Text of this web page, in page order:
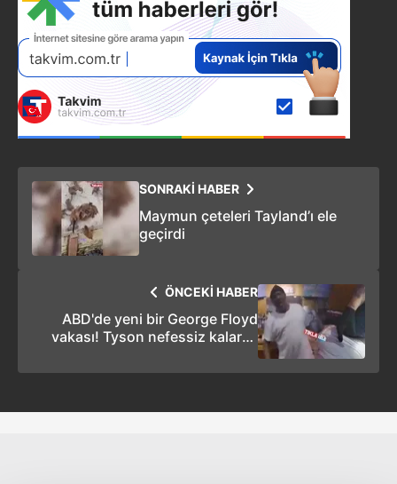
SONRAKİ HABER
Maymun çeteleri Tayland’ı ele
geçirdi
ÖNCEKİ HABER
ABD'de yeni bir George Floyd
vakası! Tyson nefessiz kalarak